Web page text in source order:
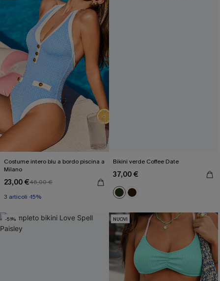
Costume intero blu a bordo piscina a
Milano
23,00 €46,00 €
3 articoli -15%
Bikini verde Coffee Date
37,00 €
-51% NUOVI